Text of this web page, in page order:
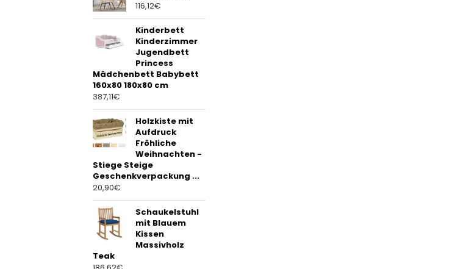
116,12€
Kinderbett
Kinderzimmer
Jugendbett
Princess
Mädchenbett Babybett
160x80 180x80 cm
387,11€
Holzkiste mit
Aufdruck
Fröhliche
Weihnachten -
Stiege Steige
Geschenkverpackung ...
20,90€
Schaukelstuhl
mit Blauem
Kissen
Massivholz
Teak